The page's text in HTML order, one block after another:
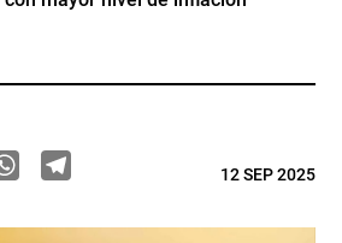
WhatsApp
Telegram12 SEP 2025